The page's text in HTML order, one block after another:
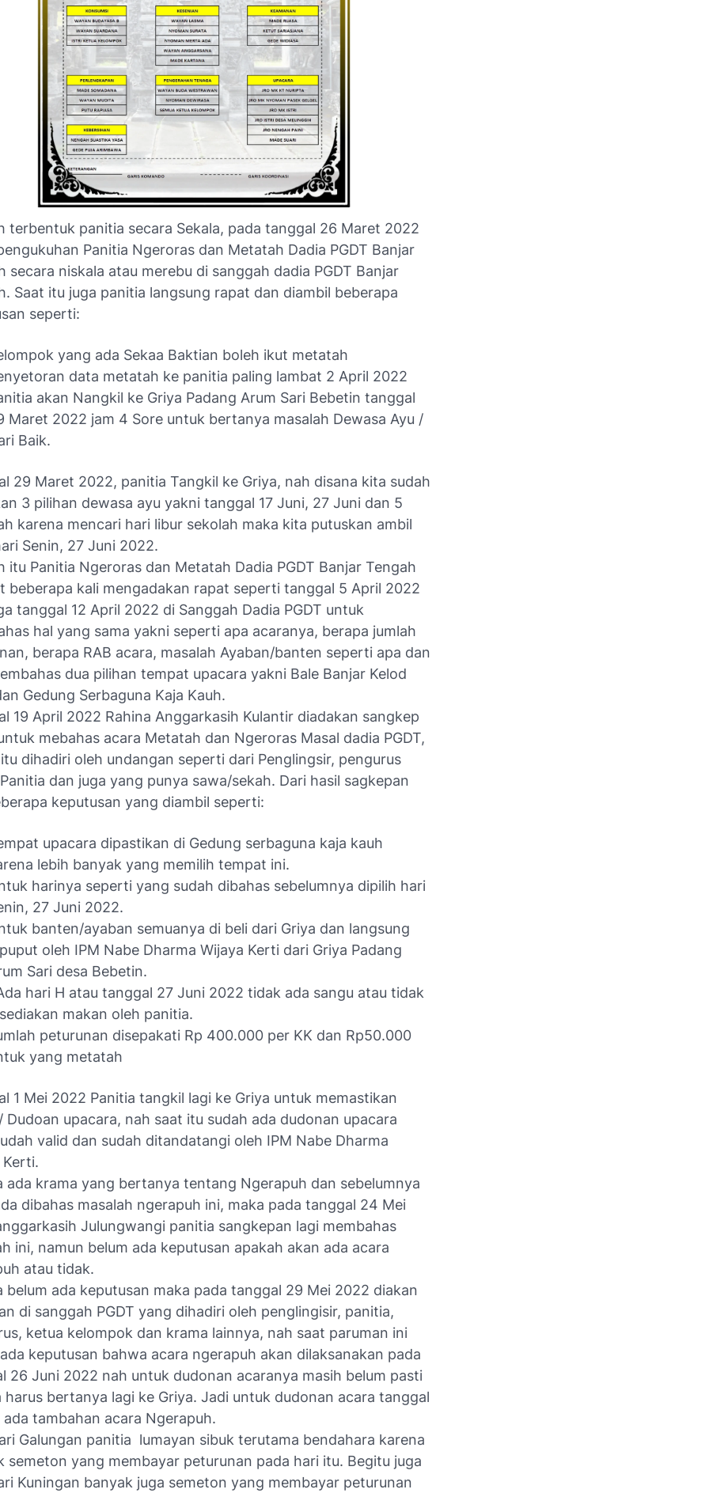
terbentuk panitia secara Sekala, pada tanggal 26 Maret 2022
Panitia Ngeroras dan Metatah Dadia PGDT Banjar
secara niskala atau merebu di sanggah dadia PGDT Banjar
Saat itu juga panitia langsung rapat dan diambil beberapa
seperti:
yang ada Sekaa Baktian boleh ikut metatah
data metatah ke panitia paling lambat 2 April 2022
akan Nangkil ke Griya Padang Arum Sari Bebetin tanggal
Maret 2022 jam 4 Sore untuk bertanya masalah Dewasa Ayu /
Baik.
29 Maret 2022, panitia Tangkil ke Griya, nah disana kita sudah
3 pilihan dewasa ayu yakni tanggal 17 Juni, 27 Juni dan 5
karena mencari hari libur sekolah maka kita putuskan ambil
Senin, 27 Juni 2022.
itu Panitia Ngeroras dan Metatah Dadia PGDT Banjar Tengah
beberapa kali mengadakan rapat seperti tanggal 5 April 2022
tanggal 12 April 2022 di Sanggah Dadia PGDT untuk
hal yang sama yakni seperti apa acaranya, berapa jumlah
berapa RAB acara, masalah Ayaban/banten seperti apa dan
dua pilihan tempat upacara yakni Bale Banjar Kelod
Gedung Serbaguna Kaja Kauh.
19 April 2022 Rahina Anggarkasih Kulantir diadakan sangkep
mebahas acara Metatah dan Ngeroras Masal dadia PGDT,
dihadiri oleh undangan seperti dari Penglingsir, pengurus
dan juga yang punya sawa/sekah. Dari hasil sagkepan
keputusan yang diambil seperti:
upacara dipastikan di Gedung serbaguna kaja kauh
lebih banyak yang memilih tempat ini.
harinya seperti yang sudah dibahas sebelumnya dipilih hari
27 Juni 2022.
banten/ayaban semuanya di beli dari Griya dan langsung
oleh IPM Nabe Dharma Wijaya Kerti dari Griya Padang
Sari desa Bebetin.
hari H atau tanggal 27 Juni 2022 tidak ada sangu atau tidak
makan oleh panitia.
peturunan disepakati Rp 400.000 per KK dan Rp50.000
yang metatah
1 Mei 2022 Panitia tangkil lagi ke Griya untuk memastikan
Dudoan upacara, nah saat itu sudah ada dudonan upacara
valid dan sudah ditandatangi oleh IPM Nabe Dharma
Kerti.
ada krama yang bertanya tentang Ngerapuh dan sebelumnya
dibahas masalah ngerapuh ini, maka pada tanggal 24 Mei
Julungwangi panitia sangkepan lagi membahas
ini, namun belum ada keputusan apakah akan ada acara
atau tidak.
belum ada keputusan maka pada tanggal 29 Mei 2022 diakan
di sanggah PGDT yang dihadiri oleh penglingisir, panitia,
ketua kelompok dan krama lainnya, nah saat paruman ini
keputusan bahwa acara ngerapuh akan dilaksanakan pada
26 Juni 2022 nah untuk dudonan acaranya masih belum pasti
harus bertanya lagi ke Griya. Jadi untuk dudonan acara tanggal
ada tambahan acara Ngerapuh.
Galungan panitia lumayan sibuk terutama bendahara karena
semeton yang membayar peturunan pada hari itu. Begitu juga
Kuningan banyak juga semeton yang membayar peturunan